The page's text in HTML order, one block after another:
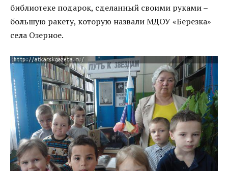
библиотеке подарок, сделанный своими руками –
большую ракету, которую назвали МДОУ «Березка»
села Озерное.